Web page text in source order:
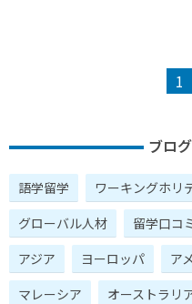
1
ブロ
語学留学 ワーキングホリ
グローバル人材
留学口コ
アジア
ヨーロッパ ア
マレーシア
オーストラリ